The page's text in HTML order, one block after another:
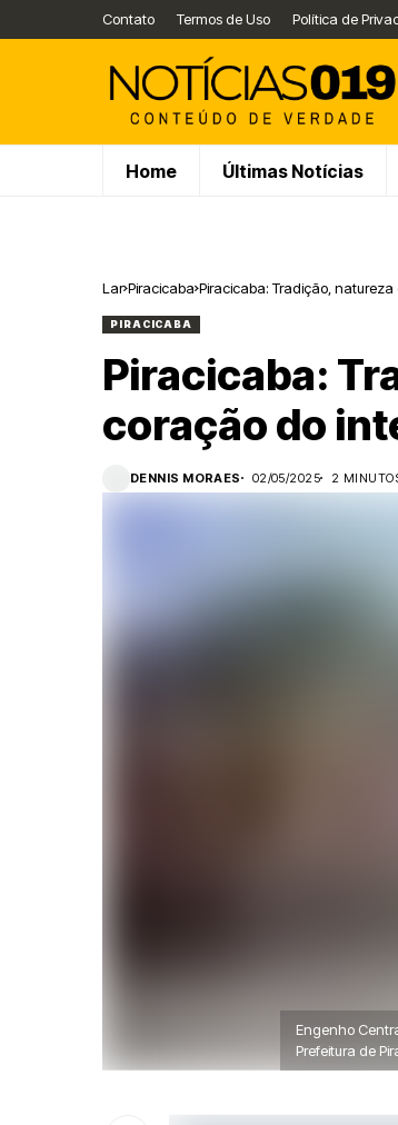
Contato Termos de Uso Política de
Home Últimas Notícias
Lar Piracicaba Piracicaba: Tradição,
PIRACICABA
Piracicaba:
coração do
DENNIS MORAES 02/05/2025 2
Engenho
Prefeitura de